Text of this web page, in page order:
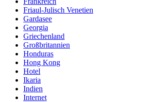
Friaul-Julisch Venetien
Gardasee
Georgia
Griechenland
Großbritannien
Honduras
Hong Kong
Hotel
Ikaria
Indien
Internet